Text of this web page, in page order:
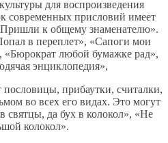
для воспроизведения
современных присловий имеет
к общему знаменателю».
в переплет», «Сапоги мои
«Бюрократ любой бумажке рад»,
энциклопедия»,
прибаутки, считалки,
во всех его видах. Это могут
святцы, да бух в колокол», «Не
колокол».